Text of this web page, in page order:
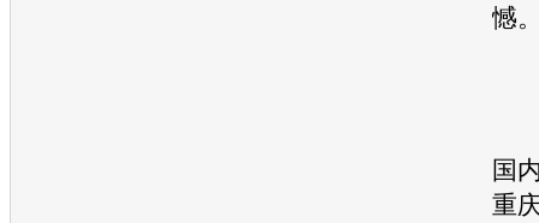
憾
国
重